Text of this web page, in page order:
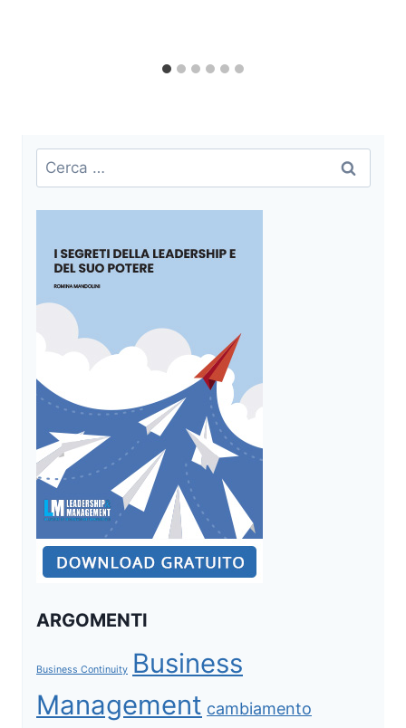
Ricerca
per:
ARGOMENTI
Business Continuity Business
Management cambiamento